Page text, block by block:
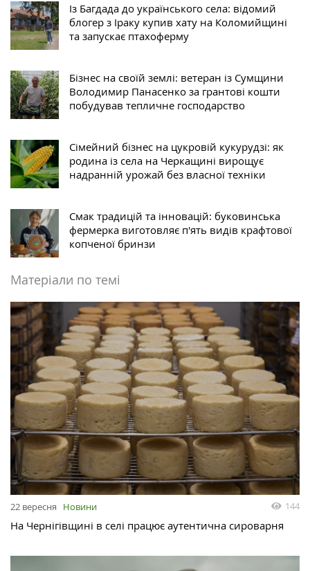
Із Багдада до українського села: відомий
блогер з Іраку купив хату на Коломийщині
та запускає птахоферму
Бізнес на своїй землі: ветеран із Сумщини
Володимир Панасенко за грантові кошти
побудував тепличне господарство
Сімейний бізнес на цукровій кукурудзі: як
родина із села на Черкащині вирощує
надранній урожай без власної техніки
Смак традицій та інновацій: буковинська
фермерка виготовляє п'ять видів крафтової
копченої бринзи
Матеріали по темі
22 вересня Новини 144
На Чернігівщині в селі працює аутентична сироварня